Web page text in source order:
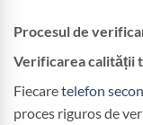
Procesul de
Verificarea calității
Fiecaretelefon
proces riguros de